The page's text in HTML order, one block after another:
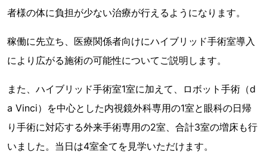
者様の体に負担が少ない治療が行えるようになります。
稼働に先立ち、医療関係者向けにハイブリッド手術室導入
により広がる施術の可能性についてご説明します。
また、ハイブリッド手術室1室に加えて、ロボット手術（d
a Vinci）を中心とした内視鏡外科専用の1室と眼科の日帰
り手術に対応する外来手術専用の2室、合計3室の増床も行
いました。当日は4室全てを見学いただけます。